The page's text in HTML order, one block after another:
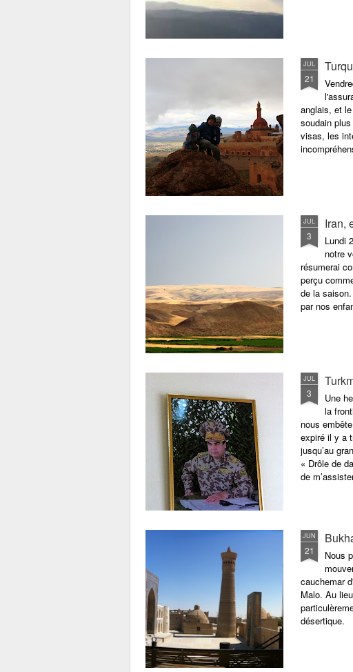
JUL
21
anglais, et
soudain
visas, les
JUL
3
Iran,
Lundi
notre
résumerai
perçu
de la
par nos
JUL
3
Une
la
nous
expiré il y a
jusqu’au
« Drôle de
de
JUN
21
Nous
cauchemar
Malo. Au
désertique.